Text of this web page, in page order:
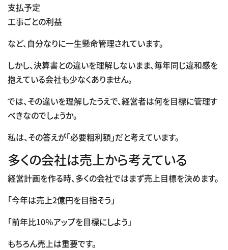
支払予定
工事ごとの利益
など、自分なりに一生懸命管理されています。
しかし、決算書との違いを理解しないまま、毎年同じ違和感を
抱えている会社も少なくありません。
では、その違いを理解したうえで、経営者は何を目標に管理す
べきなのでしょうか。
私は、その答えが「必要粗利額」だと考えています。
多くの会社は売上から考えている
経営計画を作る時、多くの会社ではまず売上目標を決めます。
「今年は売上2億円を目指そう」
「前年比10％アップを目標にしよう」
もちろん売上は重要です。